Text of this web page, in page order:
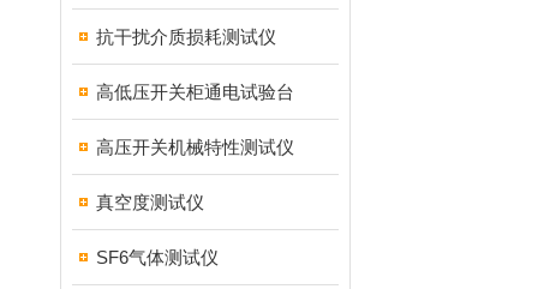
抗干扰介质损耗测试仪
高低压开关柜通电试验台
高压开关机械特性测试仪
真空度测试仪
SF6气体测试仪